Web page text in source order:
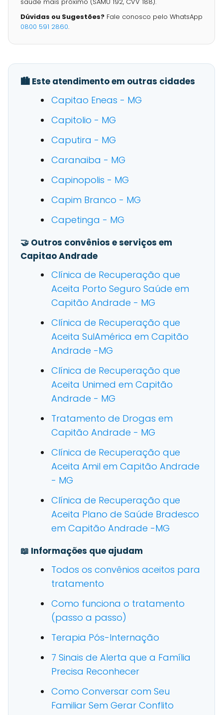
Dúvidas ou Sugestões? Fale conosco pelo WhatsApp
0800 591 2860.
🏙️ Este atendimento em outras cidades
Capitao Eneas - MG
Capitolio - MG
Caputira - MG
Caranaiba - MG
Capinopolis - MG
Capim Branco - MG
Capetinga - MG
🤝 Outros convênios e serviços em
Capitao Andrade
Clínica de Recuperação que
Aceita Porto Seguro Saúde em
Capitão Andrade - MG
Clínica de Recuperação que
Aceita SulAmérica em Capitão
Andrade -MG
Clínica de Recuperação que
Aceita Unimed em Capitão
Andrade - MG
Tratamento de Drogas em
Capitão Andrade - MG
Clínica de Recuperação que
Aceita Amil em Capitão Andrade
- MG
Clínica de Recuperação que
Aceita Plano de Saúde Bradesco
em Capitão Andrade -MG
📖 Informações que ajudam
Todos os convênios aceitos para
tratamento
Como funciona o tratamento
(passo a passo)
Terapia Pós-Internação
7 Sinais de Alerta que a Família
Precisa Reconhecer
Como Conversar com Seu
Familiar Sem Gerar Conflito